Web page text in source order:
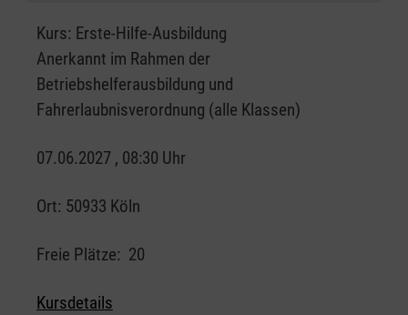
Kurs: Erste-Hilfe-Ausbildung
Anerkannt im Rahmen der
Betriebshelferausbildung und
Fahrerlaubnisverordnung (alle Klassen)
07.06.2027 , 08:30 Uhr
Ort: 50933 Köln
Freie Plätze: 20
Kursdetails